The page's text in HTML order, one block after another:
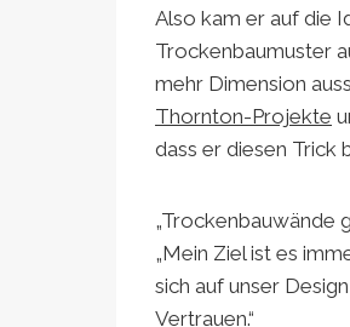
Also kam er auf die
Trockenbaumuster
mehr Dimension
Thornton-Projekte
dass er diesen Trick
„Trockenbauwände
„Mein Ziel ist es
sich auf unser
Vertrauen.“